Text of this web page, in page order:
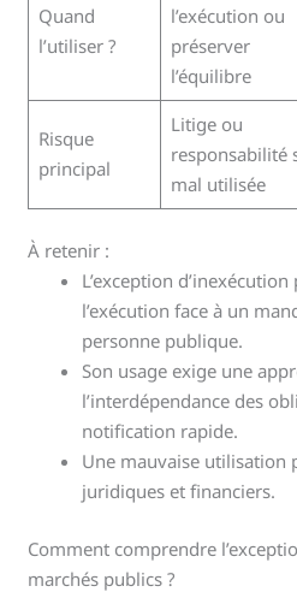
Quand
l’utiliser ?
l’exécution ou
préserver
l’équilibre
Risque
principal
Litige ou
responsabilité
mal utilisée
À retenir :
L’exception
l’exécution face à un
personne publique.
Son usage exige une
l’interdépendance des
notification rapide.
Une mauvaise utilisation
juridiques et financiers.
Comment comprendre
marchés publics ?